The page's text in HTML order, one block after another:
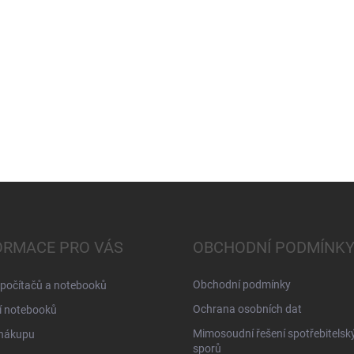
PRO VÁS
a notebooků
notebooků
OBCHODNÍ PODMÍNKY
Obchodní podmínky
Ochrana osobních dat
Mimosoudní řešení
sporů